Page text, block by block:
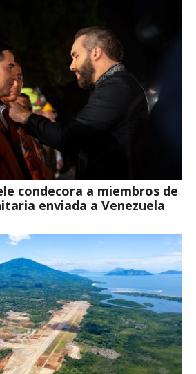
condecora a miembros de
enviada a Venezuela